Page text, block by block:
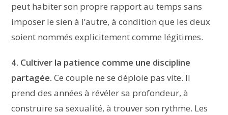
peut habiter son propre rapport au temps sans
imposer le sien à l’autre, à condition que les deux
soient nommés explicitement comme légitimes.
4. Cultiver la patience comme une discipline
partagée. Ce couple ne se déploie pas vite. Il
prend des années à révéler sa profondeur, à
construire sa sexualité, à trouver son rythme. Les